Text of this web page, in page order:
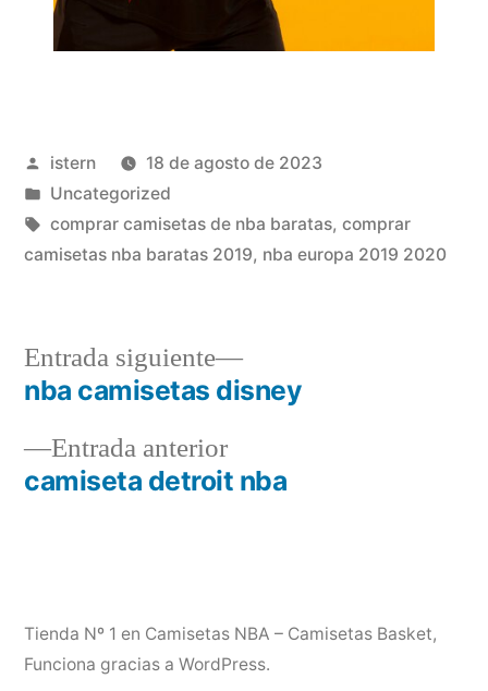
Publicado
por
istern
18 de agosto de 2023
Publicado
en
Uncategorized
Etiquetas:
comprar camisetas de nba baratas, comprar
camisetas nba baratas 2019, nba europa 2019 2020
Navegación
deEntrada anteriorEntrada
anterior:
camiseta detroit nba
Entrada siguiente
Entrada
siguiente:
nba camisetas disney
Tienda Nº 1 en Camisetas NBA – Camisetas Basket,
Funciona gracias a WordPress.